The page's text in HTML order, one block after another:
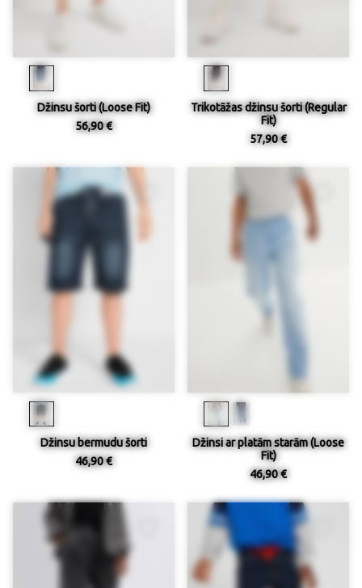
Džinsu šorti (Loose Fit)
56,90 €
Trikotāžas džinsu šorti (Regular
Fit)
57,90 €
Džinsu bermudu šorti
46,90 €
Džinsi ar platām starām (Loose
Fit)
46,90 €